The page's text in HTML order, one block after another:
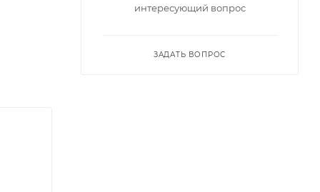
интересующий вопрос
ЗАДАТЬ ВОПРОС